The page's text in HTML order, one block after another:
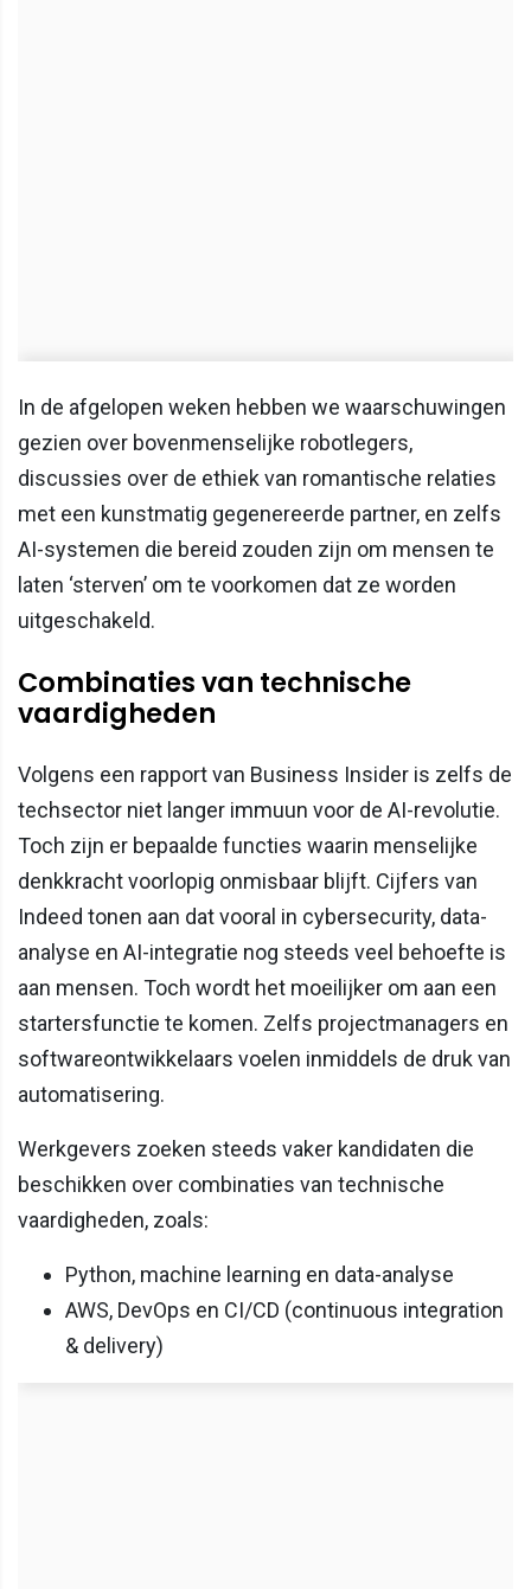
In de afgelopen weken hebben we waarschuwingen
gezien over bovenmenselijke robotlegers,
discussies over de ethiek van romantische relaties
met een kunstmatig gegenereerde partner, en zelfs
AI-systemen die bereid zouden zijn om mensen te
laten ‘sterven’ om te voorkomen dat ze worden
uitgeschakeld.
Combinaties van technische
vaardigheden
Volgens een rapport van Business Insider is zelfs de
techsector niet langer immuun voor de AI-revolutie.
Toch zijn er bepaalde functies waarin menselijke
denkkracht voorlopig onmisbaar blijft. Cijfers van
Indeed tonen aan dat vooral in cybersecurity, data-
analyse en AI-integratie nog steeds veel behoefte is
aan mensen. Toch wordt het moeilijker om aan een
startersfunctie te komen. Zelfs projectmanagers en
softwareontwikkelaars voelen inmiddels de druk van
automatisering.
Werkgevers zoeken steeds vaker kandidaten die
beschikken over combinaties van technische
vaardigheden, zoals:
Python, machine learning en data-analyse
AWS, DevOps en CI/CD (continuous integration
& delivery)